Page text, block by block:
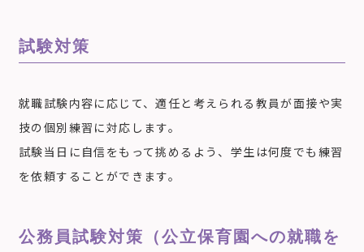
試験対策
就職試験内容に応じて、適任と考えられる教員が面接や実
技の個別練習に対応します。
試験当日に自信をもって挑めるよう、学生は何度でも練習
を依頼することができます。
公務員試験対策（公立保育園への就職を